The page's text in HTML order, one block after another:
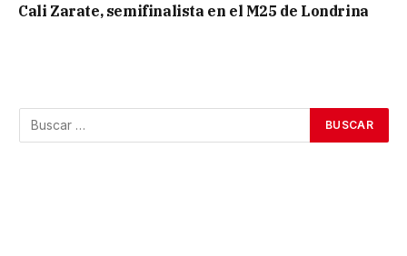
Cali Zarate, semifinalista en el M25 de Londrina